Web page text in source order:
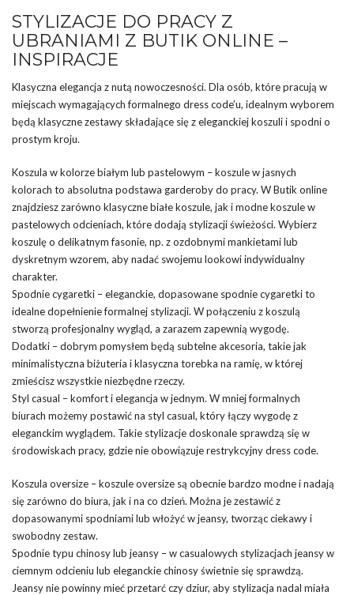
STYLIZACJE DO PRACY Z
UBRANIAMI Z BUTIK ONLINE –
INSPIRACJE
Klasyczna elegancja z nutą nowoczesności. Dla osób, które pracują w
miejscach wymagających formalnego dress code’u, idealnym wyborem
będą klasyczne zestawy składające się z eleganckiej koszuli i spodni o
prostym kroju.
Koszula w kolorze białym lub pastelowym – koszule w jasnych
kolorach to absolutna podstawa garderoby do pracy. W Butik online
znajdziesz zarówno klasyczne białe koszule, jak i modne koszule w
pastelowych odcieniach, które dodają stylizacji świeżości. Wybierz
koszulę o delikatnym fasonie, np. z ozdobnymi mankietami lub
dyskretnym wzorem, aby nadać swojemu lookowi indywidualny
charakter.
Spodnie cygaretki – eleganckie, dopasowane spodnie cygaretki to
idealne dopełnienie formalnej stylizacji. W połączeniu z koszulą
stworzą profesjonalny wygląd, a zarazem zapewnią wygodę.
Dodatki – dobrym pomysłem będą subtelne akcesoria, takie jak
minimalistyczna biżuteria i klasyczna torebka na ramię, w której
zmieścisz wszystkie niezbędne rzeczy.
Styl casual – komfort i elegancja w jednym. W mniej formalnych
biurach możemy postawić na styl casual, który łączy wygodę z
eleganckim wyglądem. Takie stylizacje doskonale sprawdzą się w
środowiskach pracy, gdzie nie obowiązuje restrykcyjny dress code.
Koszula oversize – koszule oversize są obecnie bardzo modne i nadają
się zarówno do biura, jak i na co dzień. Można je zestawić z
dopasowanymi spodniami lub włożyć w jeansy, tworząc ciekawy i
swobodny zestaw.
Spodnie typu chinosy lub jeansy – w casualowych stylizacjach jeansy w
ciemnym odcieniu lub eleganckie chinosy świetnie się sprawdzą.
Jeansy nie powinny mieć przetarć czy dziur, aby stylizacja nadal miała